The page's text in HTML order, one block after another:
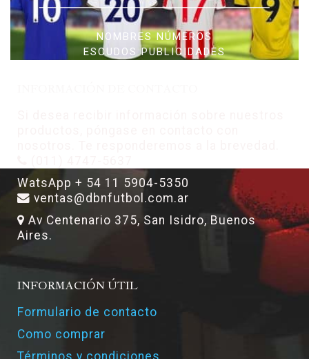
NOMBRES NÚMEROS
ESCUDOS PUBLICIDADES
WatsApp + 54 11 5904-5350
ventas@dbnfutbol.com.ar
Av Centenario 375, San Isidro, Buenos
Aires.
INFORMACIÓN ÚTIL
Formulario de contacto
Como comprar